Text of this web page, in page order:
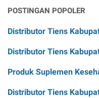
POSTINGAN POPOLER
Distributor Tiens
Distributor Tiens
Produk Suplemen
Distributor Tiens